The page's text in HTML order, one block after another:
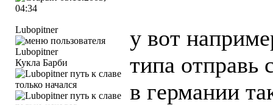
04:34
Lubopitner
Кукла Барби
у вот
типа отправь
в германии